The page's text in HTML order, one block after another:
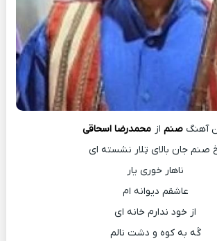
آهنگصنم از محمدرضا اسحاقی
صنم جان بالای تِلار نشسته ای
ناهار خوری یار
عاشقم دیوانه ام
از خود ندارم خانه ای
گَه به کوه و دشت نالم